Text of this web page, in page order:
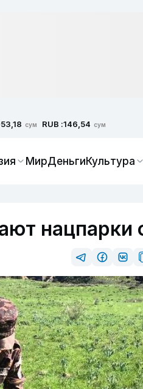
сум RUB :146,54 сум
МирДеньгиКультура
нацпарки